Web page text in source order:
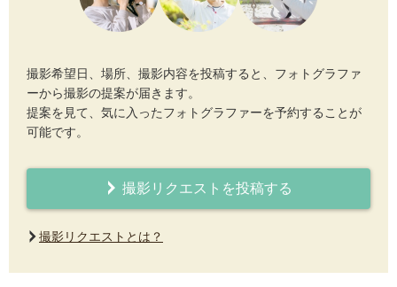
撮影希望日、場所、撮影内容を投稿すると、フォトグラファ
ーから撮影の提案が届きます。
提案を見て、気に入ったフォトグラファーを予約することが
可能です。
撮影リクエストを投稿する
撮影リクエストとは？